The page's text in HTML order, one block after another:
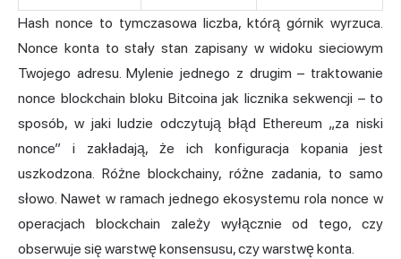
Hash nonce to tymczasowa liczba, którą górnik wyrzuca.
Nonce konta to stały stan zapisany w widoku sieciowym
Twojego adresu. Mylenie jednego z drugim – traktowanie
nonce blockchain bloku Bitcoina jak licznika sekwencji – to
sposób, w jaki ludzie odczytują błąd Ethereum „za niski
nonce” i zakładają, że ich konfiguracja kopania jest
uszkodzona. Różne blockchainy, różne zadania, to samo
słowo. Nawet w ramach jednego ekosystemu rola nonce w
operacjach blockchain zależy wyłącznie od tego, czy
obserwuje się warstwę konsensusu, czy warstwę konta.